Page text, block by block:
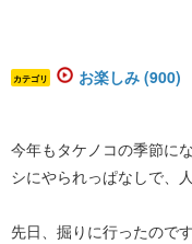
カテゴリ お楽しみ (900)
今年もタケノコの季節に
シにやられっぱなしで、
先日、掘りに行ったので